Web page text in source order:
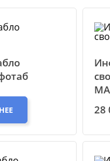
28